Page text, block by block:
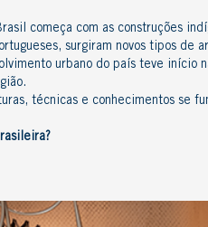
começa com as construções
surgiram novos tipos de
urbano do país teve
técnicas e conhecimentos se